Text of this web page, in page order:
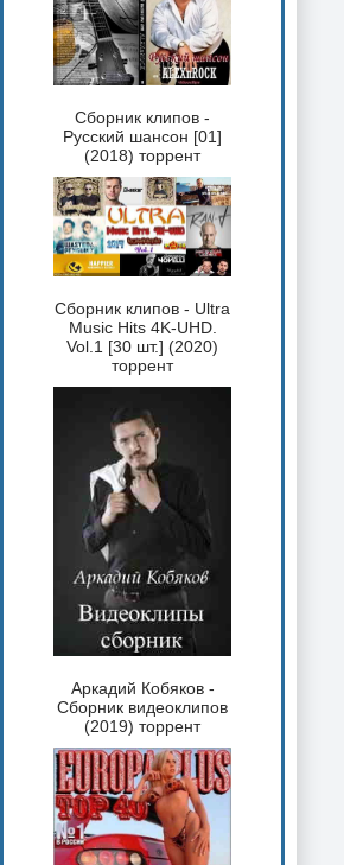
Сборник клипов -
Русский шансон [01]
(2018) торрент
Сборник клипов - Ultra
Music Hits 4K-UHD.
Vol.1 [30 шт.] (2020)
торрент
Аркадий Кобяков -
Сборник видеоклипов
(2019) торрент